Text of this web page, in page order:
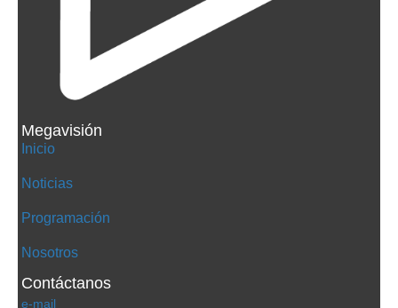
Megavisión
Inicio
Noticias
Programación
Nosotros
Contáctanos
e-mail